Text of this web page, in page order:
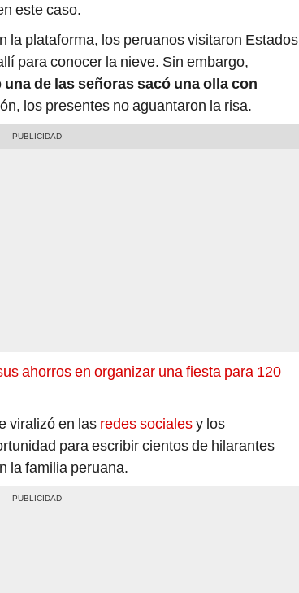
este caso.
la plataforma, los peruanos visitaron Estados
para conocer la nieve. Sin embargo,
una de las señoras sacó una olla con
los presentes no aguantaron la risa.
ahorros en organizar una fiesta para 120
viralizó en las redes socialesy los
para escribir cientos de hilarantes
la familia peruana.